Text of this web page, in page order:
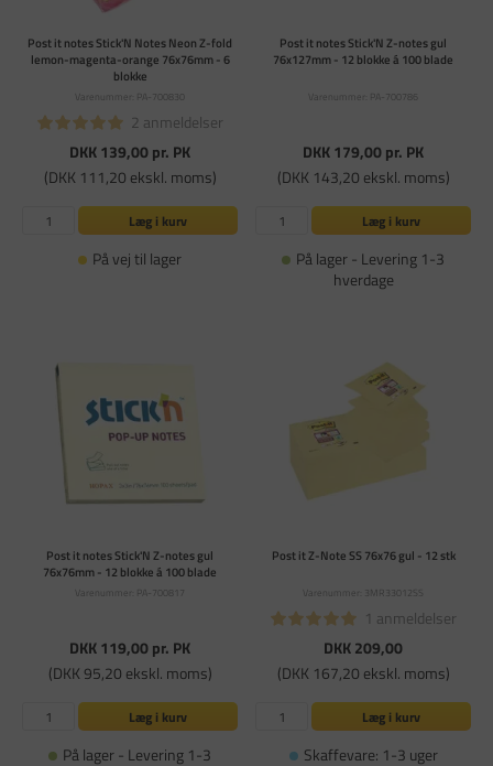
Post it notes Stick'N Notes Neon Z-fold
lemon-magenta-orange 76x76mm - 6
blokke
Varenummer: PA-700830
2 anmeldelser
DKK 139,00pr. PK
(DKK 111,20 ekskl. moms)
Læg i kurv
På vej til lager
Post it notes Stick'N Z-notes gul
76x127mm - 12 blokke á 100 blade
Varenummer: PA-700786
DKK 179,00pr. PK
(DKK 143,20 ekskl. moms)
Læg i kurv
På lager - Levering 1-3
hverdage
Post it notes Stick'N Z-notes gul
76x76mm - 12 blokke á 100 blade
Varenummer: PA-700817
DKK 119,00pr. PK
(DKK 95,20 ekskl. moms)
Læg i kurv
På lager - Levering 1-3
Post it Z-Note SS 76x76 gul - 12 stk
Varenummer: 3MR33012SS
1 anmeldelser
DKK 209,00
(DKK 167,20 ekskl. moms)
Læg i kurv
Skaffevare: 1-3 uger